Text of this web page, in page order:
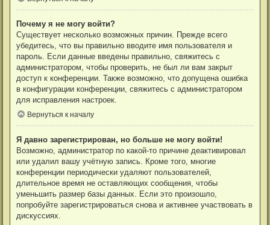
Почему я не могу войти?
Существует несколько возможных причин. Прежде всего
убедитесь, что вы правильно вводите имя пользователя и
пароль. Если данные введены правильно, свяжитесь с
администратором, чтобы проверить, не был ли вам закрыт
доступ к конференции. Также возможно, что допущена ошибка
в конфигурации конференции, свяжитесь с администратором
для исправления настроек.
Вернуться к началу
Я давно зарегистрирован, но больше не могу войти!
Возможно, администратор по какой-то причине деактивировал
или удалил вашу учётную запись. Кроме того, многие
конференции периодически удаляют пользователей,
длительное время не оставляющих сообщения, чтобы
уменьшить размер базы данных. Если это произошло,
попробуйте зарегистрироваться снова и активнее участвовать в
дискуссиях.